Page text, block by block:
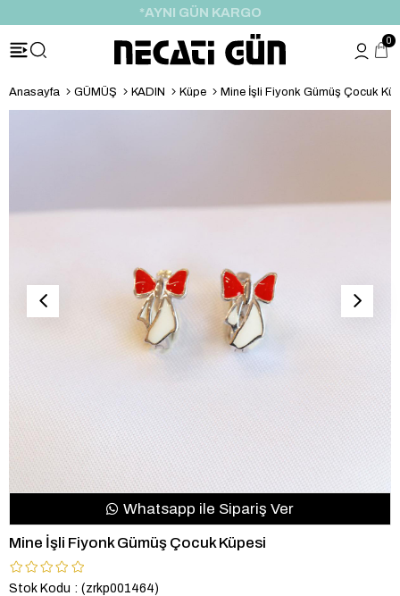
*HEDİYE PAKETİ & NOTU
0
Anasayfa GÜMÜŞ KADIN Küpe Mine İşli Fiyonk Gümüş Çocuk
Whatsapp ile Sipariş Ver
Mine İşli Fiyonk Gümüş Çocuk Küpesi
Stok Kodu (zrkp001464)